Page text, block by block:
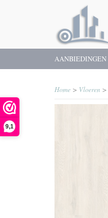
9,1
AANBIEDINGEN
Home > Vloeren >